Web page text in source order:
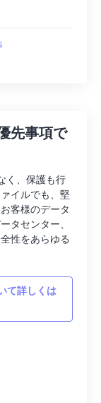
先事項で
く、保護も行
イルでも、堅
客様のデータ
タセンター、
性をあらゆる
て詳しくは